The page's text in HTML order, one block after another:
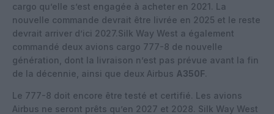
cargo qu’elle s’est engagée à acheter en 2021. La
nouvelle commande devrait être livrée en 2025 et le reste
devrait arriver d’ici 2027.Silk Way West a également
commandé deux avions cargo 777-8 de nouvelle
génération, dont la livraison n’est pas prévue avant la fin
de la décennie, ainsi que deux Airbus A350F.
Le 777-8 doit encore être testé et certifié. Les avions
Airbus ne seront prêts qu’en 2027 et 2028. Silk Way West